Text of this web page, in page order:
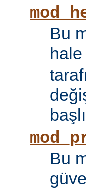
Bu
hale
Bu